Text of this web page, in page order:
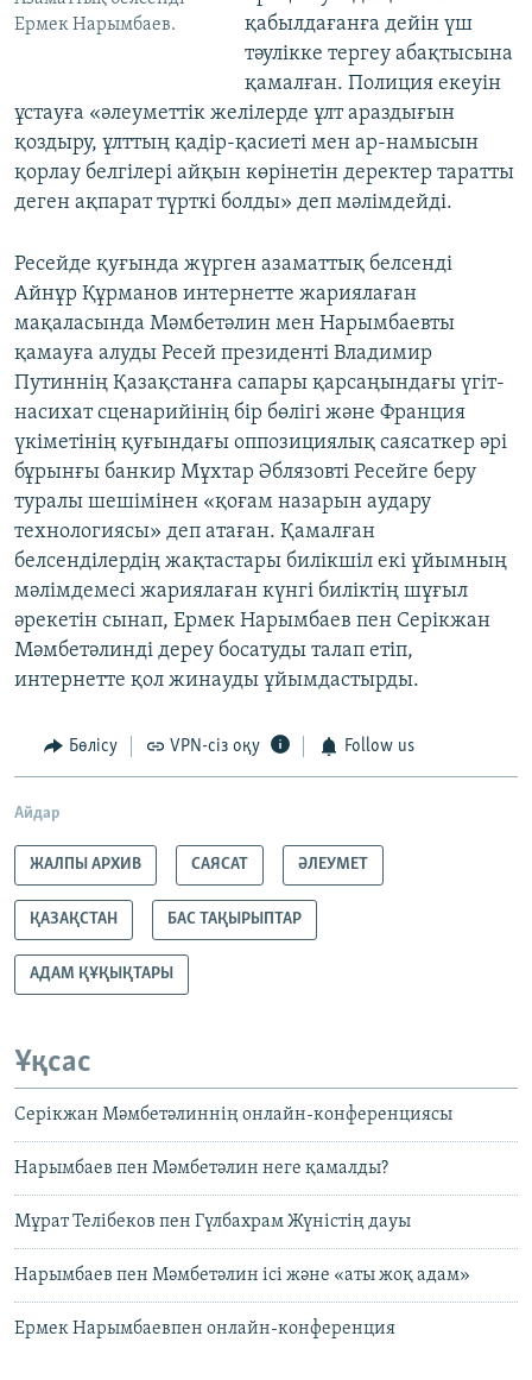
Ермек Нарымбаев.
қабылдағанға дейін үш
тәулікке тергеу абақтысына
қамалған. Полиция екеуін
ұстауға «әлеуметтік желілерде ұлт араздығын
қоздыру, ұлттың қадір-қасиеті мен ар-намысын
қорлау белгілері айқын көрінетін деректер таратты
деген ақпарат түрткі болды» деп мәлімдейді.
Ресейде қуғында жүрген азаматтық белсенді
Айнұр Құрманов интернетте жариялаған
мақаласында Мәмбетәлин мен Нарымбаевты
қамауға алуды Ресей президенті Владимир
Путиннің Қазақстанға сапары қарсаңындағы үгіт-
насихат сценарийінің бір бөлігі және Франция
үкіметінің қуғындағы оппозициялық саясаткер әрі
бұрынғы банкир Мұхтар Әблязовті Ресейге беру
туралы шешімінен «қоғам назарын аудару
технологиясы» деп атаған. Қамалған
белсенділердің жақтастары билікшіл екі ұйымның
мәлімдемесі жариялаған күнгі биліктің шұғыл
әрекетін сынап, Ермек Нарымбаев пен Серікжан
Мәмбетәлинді дереу босатуды талап етіп,
интернетте қол жинауды ұйымдастырды.
Бөлісу VPN-сіз оқу Follow us
Айдар
ЖАЛПЫ АРХИВ САЯСАТ ӘЛЕУМЕТ
ҚАЗАҚСТАН БАС ТАҚЫРЫПТАР
АДАМ ҚҰҚЫҚТАРЫ
Ұқсас
Серікжан Мәмбетәлиннің онлайн-конференциясы
Нарымбаев пен Мәмбетәлин неге қамалды?
Мұрат Телібеков пен Гүлбахрам Жүністің дауы
Нарымбаев пен Мәмбетәлин ісі және «аты жоқ адам»
Ермек Нарымбаевпен онлайн-конференция